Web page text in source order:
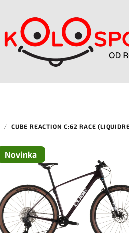
/ CUBE REACTION C:62 RACE
Novinka